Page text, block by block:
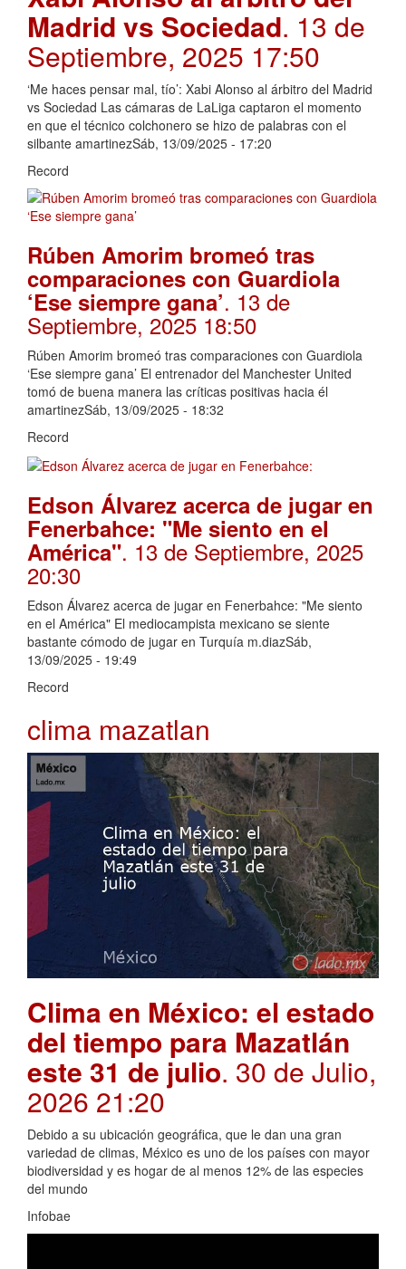
Madrid vs Sociedad. 13 de
Septiembre, 2025 17:50
‘Me haces pensar mal, tío’: Xabi Alonso al árbitro del Madrid
vs Sociedad Las cámaras de LaLiga captaron el momento
en que el técnico colchonero se hizo de palabras con el
silbante amartinezSáb, 13/09/2025 - 17:20
Record
Rúben Amorim bromeó tras
comparaciones con Guardiola
‘Ese siempre gana’. 13 de
Septiembre, 2025 18:50
Rúben Amorim bromeó tras comparaciones con Guardiola
‘Ese siempre gana’ El entrenador del Manchester United
tomó de buena manera las críticas positivas hacia él
amartinezSáb, 13/09/2025 - 18:32
Record
Edson Álvarez acerca de jugar en
Fenerbahce: "Me siento en el
América". 13 de Septiembre, 2025
20:30
Edson Álvarez acerca de jugar en Fenerbahce: "Me siento
en el América" El mediocampista mexicano se siente
bastante cómodo de jugar en Turquía m.diazSáb,
13/09/2025 - 19:49
Record
clima mazatlan
Clima en México: el estado
del tiempo para Mazatlán
este 31 de julio. 30 de Julio,
2026 21:20
Debido a su ubicación geográfica, que le dan una gran
variedad de climas, México es uno de los países con mayor
biodiversidad y es hogar de al menos 12% de las especies
del mundo
Infobae